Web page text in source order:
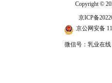
Copyright ©
京ICP备
京公网安备
微信号：乳业在线